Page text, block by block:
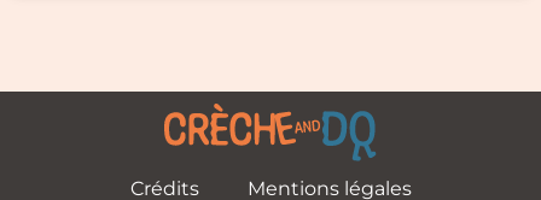
Crédits Mentions légales